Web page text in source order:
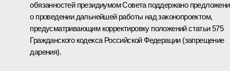
обязанностей президиумом Совета поддержано
о проведении дальнейшей работы над законопроектом,
предусматривающим корректировку положений статьи 575
Гражданского кодекса Российской Федерации (запрещение
дарения).